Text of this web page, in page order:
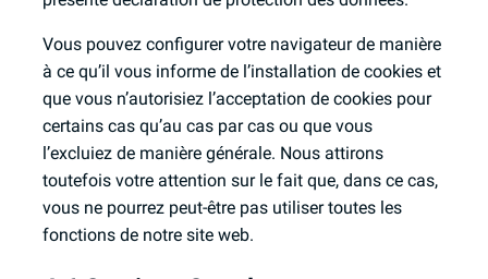
Vous pouvez configurer votre navigateur de manière
à ce qu’il vous informe de l’installation de cookies et
que vous n’autorisiez l’acceptation de cookies pour
certains cas qu’au cas par cas ou que vous
l’excluiez de manière générale. Nous attirons
toutefois votre attention sur le fait que, dans ce cas,
vous ne pourrez peut-être pas utiliser toutes les
fonctions de notre site web.